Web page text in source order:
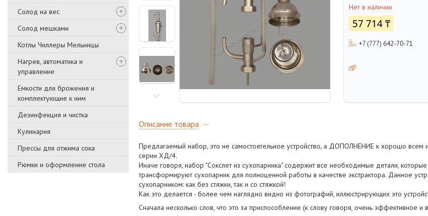
Солод на вес
Солод мешками
Котлы Чиллеры Мельницы
Нагрев, автоматика и
управление
Емкости для брожения и
комплектующие к ним
Дезинфекция и чистка
Кулинария
Прессы для отжима сока
Рюмки и оформление стола
Нет в наличии
57 714 ₸
+7 (777) 642-70-71
Описание товара
Предлагаемый набор, это не самостоятельное устройство, а ДОПОЛНЕНИЕ к хорошо всем
серии ХД/4.
Иначе говоря, набор "Сокслет из сухопарника" содержит все необходимые детали, которые
трансформируют сухопарник для полноценной работы в качестве экстрактора. Данное
сухопарником: как без стяжки, так и со стяжкой!
Как это делается - более чем наглядно видно из фотографий, иллюстрирующих это
Сначала несколько слов, что это за приспособление (к слову говоря, очень эффективное и